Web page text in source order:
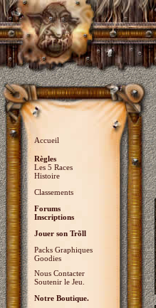
Accueil
Règles
Les 5 Races
Histoire
Classements
Forums
Inscriptions
Jouer son Trõll
Packs Graphiques
Goodies
Nous Contacter
Soutenir le Jeu.
Notre Boutique.